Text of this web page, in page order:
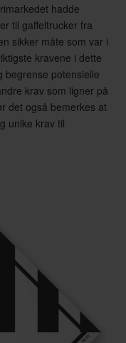
hadde
til gaffeltrucker fra
sikker måte som var i
kravene i dette
begrense potensielle
krav som ligner på
det også bemerkes at
unike krav til